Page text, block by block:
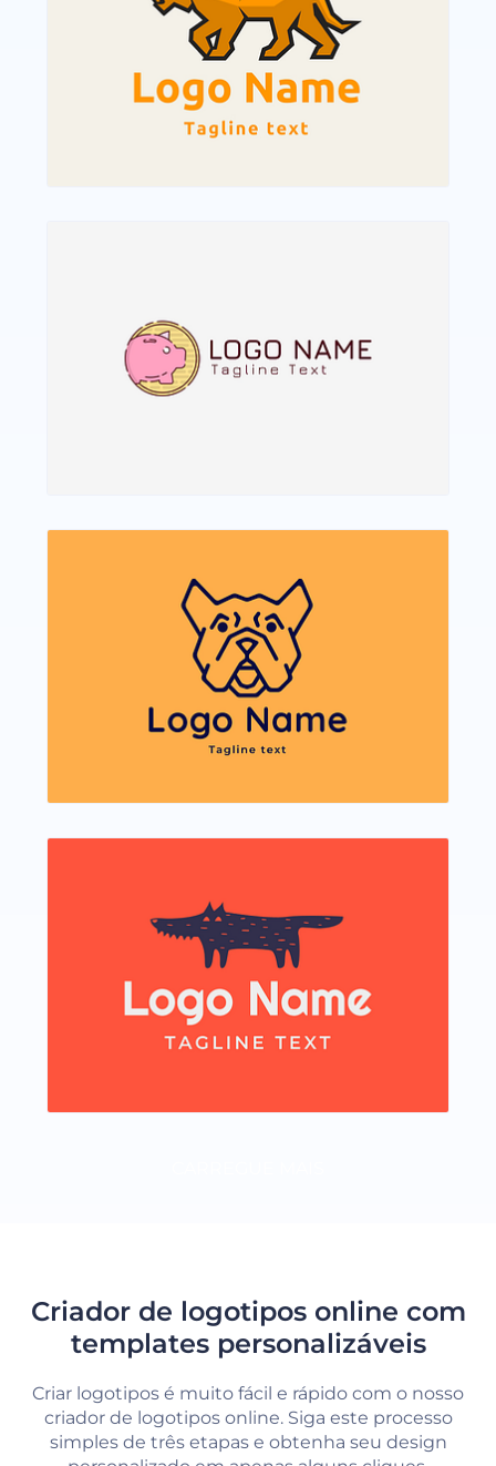
Criador de logotipos online com
templates personalizáveis
Criar logotipos é muito fácil e rápido com o nosso
criador de logotipos online. Siga este processo
simples de três etapas e obtenha seu design